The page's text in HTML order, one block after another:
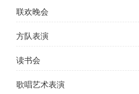
联欢晚会
方队表演
读书会
歌唱艺术表演